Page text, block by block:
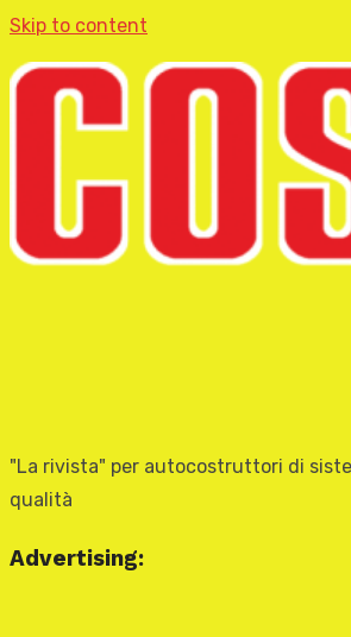
Skip to content
"La rivista" per autocostruttori di
qualità
Advertising: